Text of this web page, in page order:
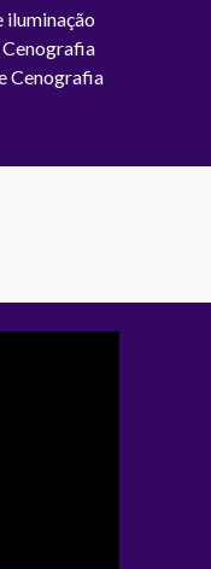
iluminação
Cenografia